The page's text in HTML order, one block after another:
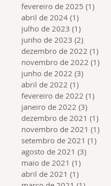
fevereiro de 2025 (1)
abril de 2024 (1)
julho de 2023 (1)
junho de 2023 (2)
dezembro de 2022 (1)
novembro de 2022 (1)
junho de 2022 (3)
abril de 2022 (1)
fevereiro de 2022 (1)
janeiro de 2022 (3)
dezembro de 2021 (1)
novembro de 2021 (1)
setembro de 2021 (1)
agosto de 2021 (3)
maio de 2021 (1)
abril de 2021 (1)